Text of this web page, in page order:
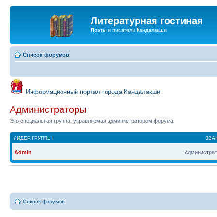
Литературная гостиная
Поэты и писатели Кандалакши
Список форумов
Информационный портал города Кандалакши
Администраторы
Это специальная группа, управляемая администратором форума.
ЛИДЕР ГРУППЫ
Admin
Список форумов